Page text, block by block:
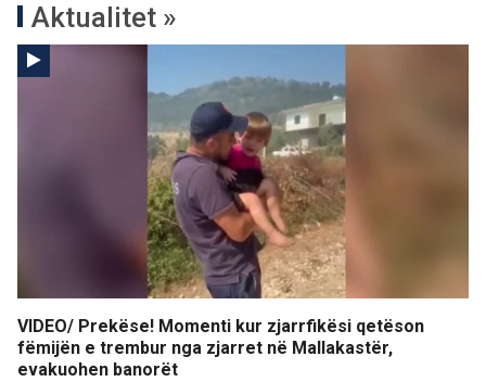
Aktualitet »
VIDEO/ Prekëse! Momenti kur zjarrfikësi qetëson
fëmijën e trembur nga zjarret në Mallakastër,
evakuohen banorët